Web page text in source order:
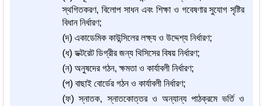
স্থগিতকরণ, বিলোপ সাধন এবং শিক্ষা ও গবেষণার সুযোগ সৃষ্টির
বিধান নির্ধারণ;
(দ) একাডেমিক কাউন্সিলের লক্ষ্য ও উদ্দেশ্য নির্ধারণ;
(ধ) ডক্টরেট ডিগ্রীর জন্য থিসিসের বিষয় নির্ধারণ;
(ন) অনুষদের গঠন, ক্ষমতা ও কার্যাবলী নির্ধারণ;
(প) বাছাই বোর্ডের গঠন ও কার্যাবলী নির্ধারণ;
(ফ) স্নাতক, স্নাতকোত্তর ও অন্যান্য পাঠক্রমে ভর্তি ও